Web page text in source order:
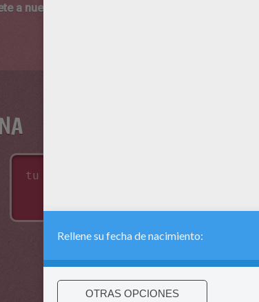
a nuestro canal de vídeos para niños en Youtube: